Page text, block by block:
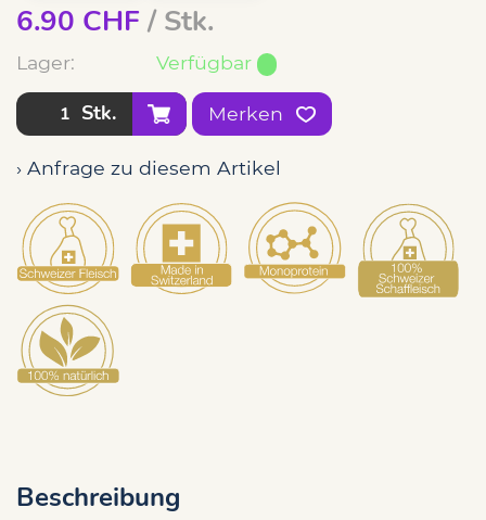
6.90 CHF/ Stk.
Lager: Verfügbar
Stk. Merken
› Anfrage zu diesem Artikel
Beschreibung